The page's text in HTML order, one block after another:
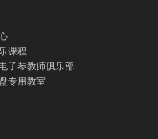
课程
子琴教师俱乐部
专用教室